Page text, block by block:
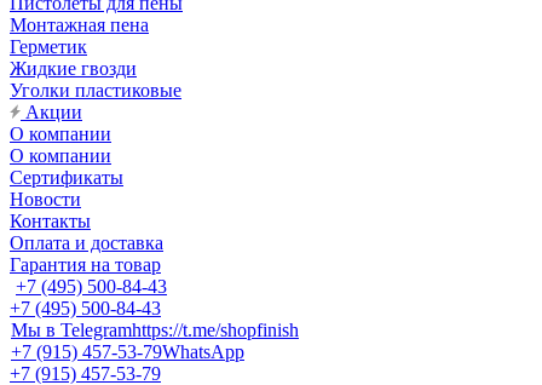
Монтажная пена
Герметик
Жидкие гвозди
Уголки пластиковые
Акции
О компании
О компании
Сертификаты
Новости
Контакты
Оплата и доставка
Гарантия на товар
+7 (495) 500-84-43
+7 (495) 500-84-43
Мы в Telegramhttps://t.me/shopfinish
+7 (915) 457-53-79WhatsApp
+7 (915) 457-53-79